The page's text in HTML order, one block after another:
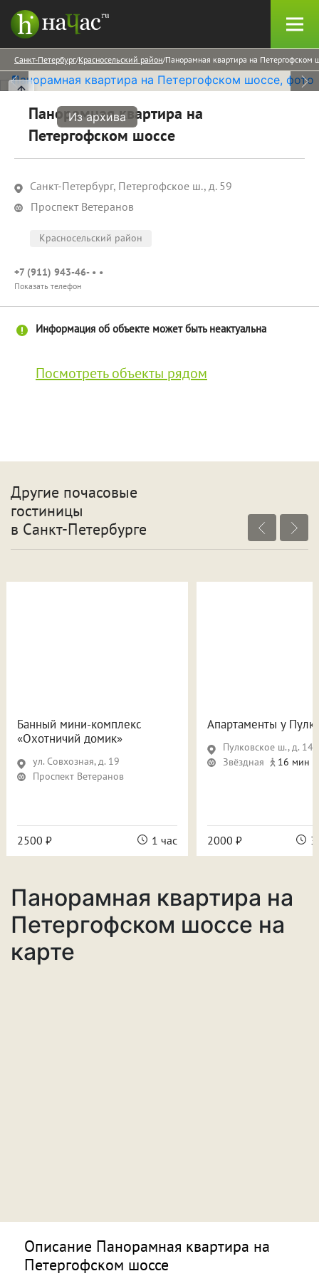
Санкт-Петербург Красносельский район Панорамная квартира на Петергофском
Из архива
Панорамная квартира на
Петергофском шоссе
Санкт-Петербург, Петергофское ш., д. 59
Проспект Ветеранов
Красносельский район
+7 (911) 943-46- • •
Показать телефон
Информация об объекте может быть неактуальна
Посмотреть объекты рядом
Другие почасовые
гостиницы
в Санкт-Петербурге
Банный мини-комплекс
«Охотничий домик»
ул. Совхозная, д. 19
Проспект Ветеранов
2500 ₽ 1 час
Апартаменты у
Пулковское ш., д. 14,
Звёздная
16 мин
2000 ₽
Панорамная квартира на
Петергофском шоссе на
карте
Описание Панорамная квартира на
Петергофском шоссе